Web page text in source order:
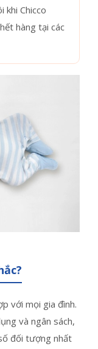
khi Chicco
hàng tại các
với mọi gia đình.
và ngân sách,
đối tượng nhất